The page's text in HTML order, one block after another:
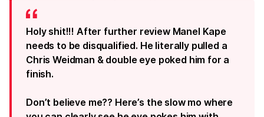
Holy shit!!! After further review Manel Kape
needs to be disqualified. He literally pulled a
Chris Weidman & double eye poked him for a
finish.
Don’t believe me?? Here’s the slow mo where